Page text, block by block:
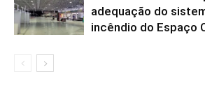
adequação do
incêndio do Espaço